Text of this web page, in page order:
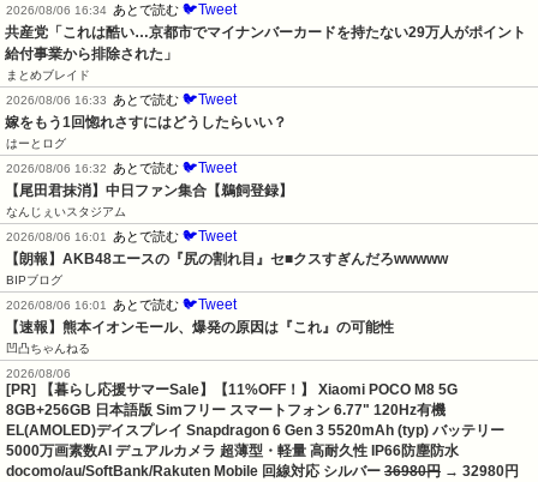
2026/08/06 16:34 あとで読む 🐦Tweet
共産党「これは酷い…京都市でマイナンバーカードを持たない29万人がポイント
給付事業から排除された」
まとめブレイド
2026/08/06 16:33
あとで読む 🐦Tweet
嫁をもう1回惚れさすにはどうしたらいい？
はーとログ
2026/08/06 16:32
あとで読む 🐦Tweet
【尾田君抹消】中日ファン集合【鵜飼登録】
なんじぇいスタジアム
2026/08/06 16:01
あとで読む 🐦Tweet
【朗報】AKB48エースの『尻の割れ目』セ■クスすぎんだろwwwww
BIPブログ
2026/08/06 16:01
あとで読む 🐦Tweet
【速報】熊本イオンモール、爆発の原因は『これ』の可能性
凹凸ちゃんねる
2026/08/06
[PR] 【暮らし応援サマーSale】【11%OFF！】 Xiaomi POCO M8 5G
8GB+256GB 日本語版 Simフリー スマートフォン 6.77" 120Hz有機
EL(AMOLED)デイスプレイ Snapdragon 6 Gen 3 5520mAh (typ) バッテリー
5000万画素数AI デュアルカメラ 超薄型・軽量 高耐久性 IP66防塵防水
docomo/au/SoftBank/Rakuten Mobile 回線対応 シルバー 36980円 → 32980円